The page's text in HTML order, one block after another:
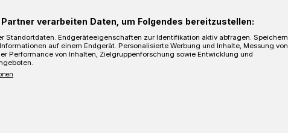
verarbeiten Daten, um Folgendes bereitzustellen:
Standortdaten. Endgeräteeigenschaften zur Identifikation aktiv abfragen. Speichern
auf einem Endgerät. Personalisierte Werbung und Inhalte, Messung von
Performance von Inhalten, Zielgruppenforschung sowie Entwicklung und